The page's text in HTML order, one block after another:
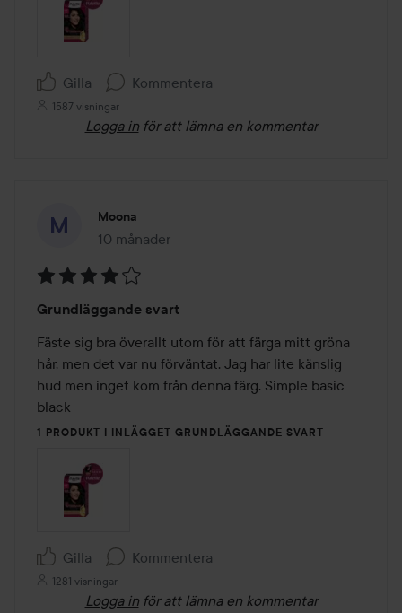
Gilla Kommentera
1587 visningar
Logga in för att lämna en kommentar
Moona
10 månader
Inlägget skapades 10 månader
4
av
5
Grundläggande svart
Fäste sig bra överallt utom för att färga mitt gröna
hår, men det var nu förväntat. Jag har lite känslig
hud men inget kom från denna färg. Simple basic
black
1 PRODUKT I INLÄGGET GRUNDLÄGGANDE SVART
Gilla Kommentera
1281 visningar
Logga in för att lämna en kommentar